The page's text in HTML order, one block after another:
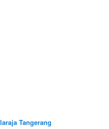
Tangerang